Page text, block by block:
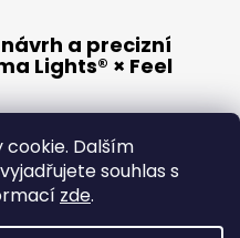
Dalším
souhlas s
zde.
a precizní
Lights® × Feel